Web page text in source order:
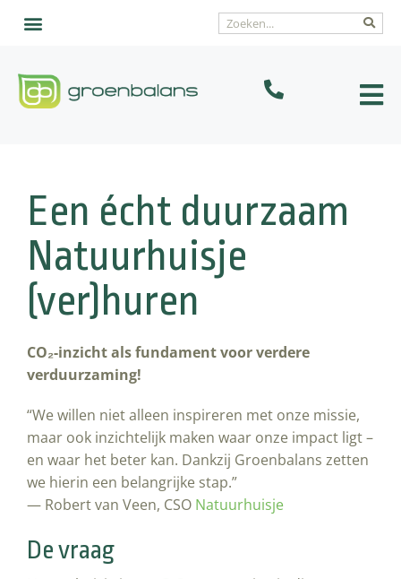
Een écht duurzaam
Natuurhuisje
(ver)huren
CO₂-inzicht als fundament voor verdere
verduurzaming!
“We willen niet alleen inspireren met onze missie,
maar ook inzichtelijk maken waar onze impact ligt –
en waar het beter kan. Dankzij Groenbalans zetten
we hierin een belangrijke stap.”
— Robert van Veen, CSO Natuurhuisje
De vraag